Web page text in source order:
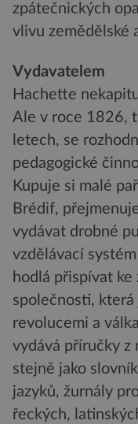
zpátečnických
vlivu zemědělské
Vydavatelem
Hachette
Ale v roce 1826,
letech, se
pedagogické
Kupuje si malé
Brédif,
vydávat drobné
vzdělávací
hodlá přispívat
společnosti, která
revolucemi a
vydává příručky z
stejně jako
jazyků, žurnály
řeckých,